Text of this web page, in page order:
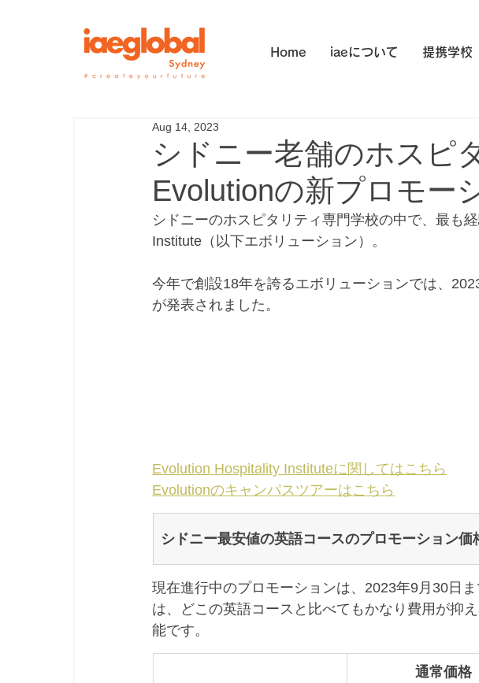
Home iaeについて 提携学校
シドニー老舗のホスピ
Evolutionの新プロモー
Aug 14, 2023
シドニーのホスピタリティ専門学校の中で、最も
Institute（以下エボリューション）。
今年で創設18年を誇るエボリューションでは、
が発表されました。
Evolution Hospitality Instituteに関してはこちら
Evolutionのキャンパスツアーはこちら
シドニー最安値の英語コースのプロモーション価
現在進行中のプロモーションは、2023年9月30日
は、どこの英語コースと比べてもかなり費用が抑
能です。
通常価格